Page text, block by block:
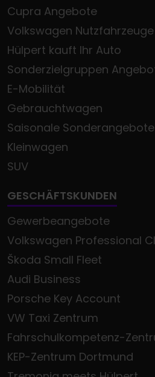
Cupra Angebote
Volkswagen
Hülpert kauft Ihr Auto
Sonderzielgruppen
E-Mobilität
Gebrauchtwagen
Saisonale Sonderangebote
Kleinwagen
SUV
GESCHÄFTSKUNDEN
Gewerbeangebote
Volkswagen Professional
Škoda Small Fleet
Audi Business
Porsche Key Account
VW Taxi Zentrum
Fahrschulkompetenz-
KEP-Zentrum Dortmund